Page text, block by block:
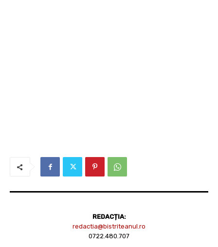
REDACȚIA:
redactia@bistriteanul.ro
0722.480.707